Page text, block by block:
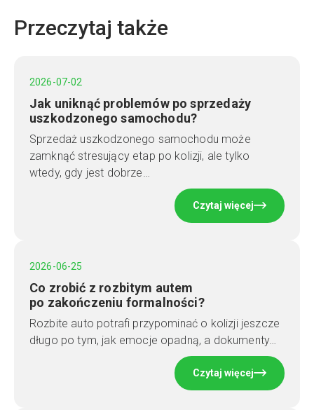
Przeczytaj także
2026-07-02
Jak uniknąć problemów po sprzedaży
uszkodzonego samochodu?
Sprzedaż uszkodzonego samochodu może
zamknąć stresujący etap po kolizji, ale tylko
wtedy, gdy jest dobrze…
Czytaj więcej
2026-06-25
Co zrobić z rozbitym autem
po zakończeniu formalności?
Rozbite auto potrafi przypominać o kolizji jeszcze
długo po tym, jak emocje opadną, a dokumenty…
Czytaj więcej